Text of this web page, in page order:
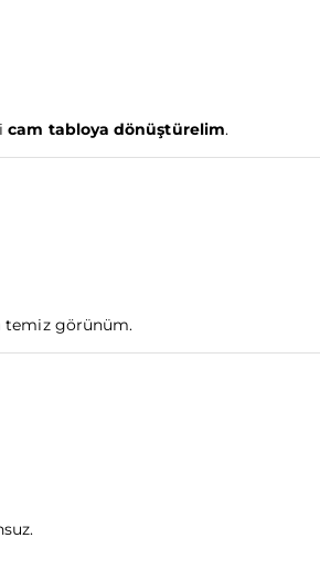
cam tabloya dönüştürelim.
temiz görünüm.